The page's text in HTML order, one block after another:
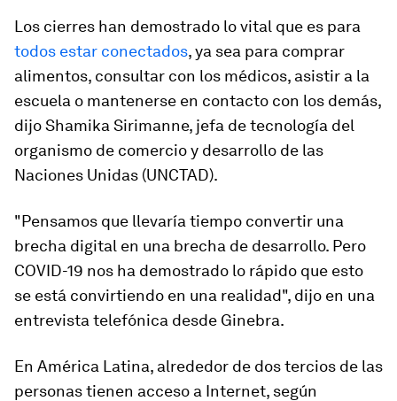
Los cierres han demostrado lo vital que es para
todos estar conectados, ya sea para comprar
alimentos, consultar con los médicos, asistir a la
escuela o mantenerse en contacto con los demás,
dijo Shamika Sirimanne, jefa de tecnología del
organismo de comercio y desarrollo de las
Naciones Unidas (UNCTAD).
"Pensamos que llevaría tiempo convertir una
brecha digital en una brecha de desarrollo. Pero
COVID-19 nos ha demostrado lo rápido que esto
se está convirtiendo en una realidad", dijo en una
entrevista telefónica desde Ginebra.
En América Latina, alrededor de dos tercios de las
personas tienen acceso a Internet, según